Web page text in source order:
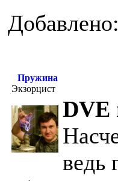
Пружина
Экзорцист
DVE
ведь